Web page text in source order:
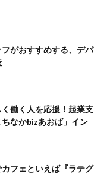
がおすすめする、デパ
働く人を応援！起業支
なかbizあおば」イン
フェといえば『ラテグ